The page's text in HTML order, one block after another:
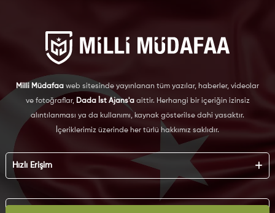
Milli Müdafaa web sitesinde yayınlanan tüm yazılar, haberler, videolar
ve fotoğraflar, Dada İst Ajans'aaittir. Herhangi bir içeriğin izinsiz
alıntılanması ya da kullanımı, kaynak gösterilse dahi yasaktır.
İçeriklerimiz üzerinde her türlü hakkımız saklıdır.
Hızlı Erişim
Künye